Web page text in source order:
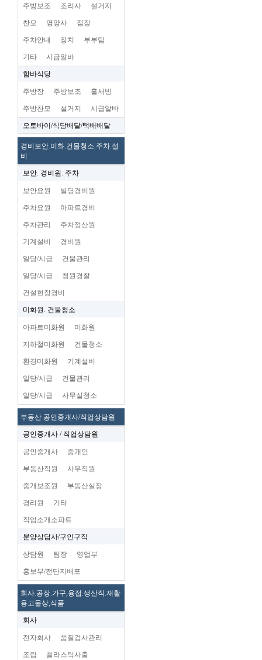
주방보조 조리사 설거지
찬모 영양사 점장
주차안내 장치 부부팀
기타 시급알바
함바식당
주방장 주방보조 홀서빙
주방찬모 설거지 시급알바
오토바이/식당배달/택배배달
경비보안.미화.건물청소.주차.설
비
보안. 경비원. 주차
보안요원 빌딩경비원
주차요원 아파트경비
주차관리 주차정산원
기계설비 경비원
일당/시급 건물관리
일당/시급 청원경찰
건설현장경비
미화원. 건물청소
아파트미화원 미화원
지하철미화원 건물청소
환경미화원 기계설비
일당/시급 건물관리
일당/시급 사무실청소
부동산 공인중개사/직업상담원
공인중개사 / 직업상담원
공인중개사 중개인
부동산직원 사무직원
중개보조원 부동산실장
경리원 기타
직업소개소파트
분양상담사/구인구직
상담원 팀장 영업부
홍보부/전단지배포
회사.공장.가구,용접.생산직.재활
용고물상,식품
회사
전자회사 품질검사관리
조립 플라스틱사출